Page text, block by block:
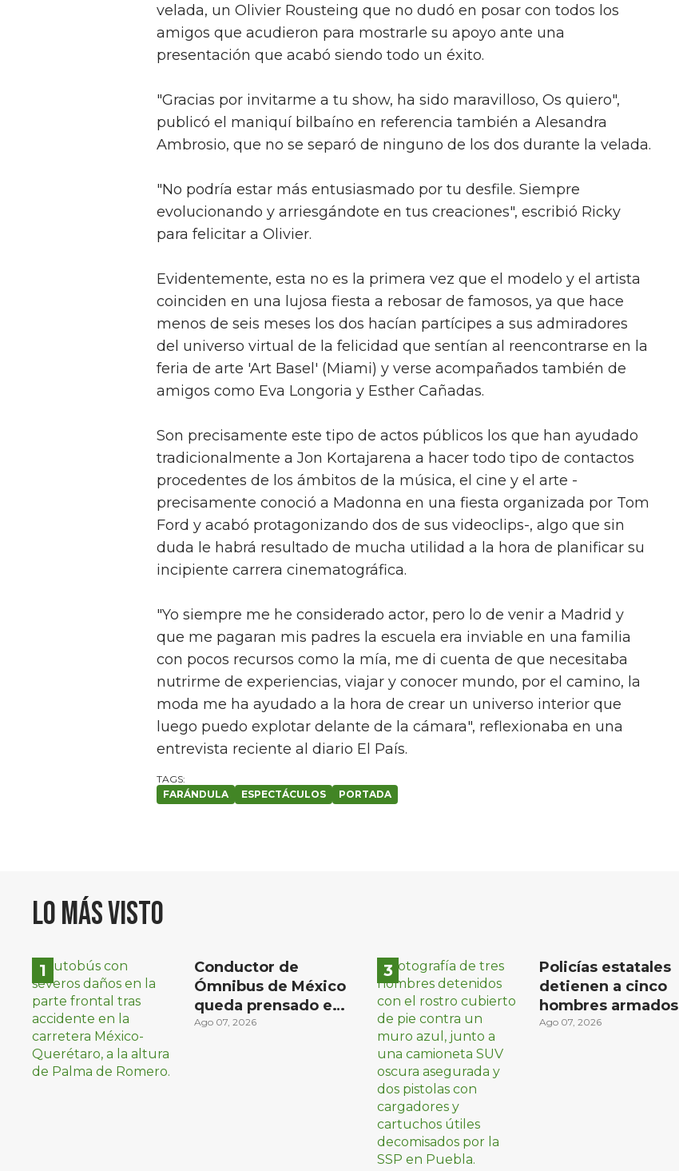
velada, un Olivier Rousteing que no dudó en posar con todos los
amigos que acudieron para mostrarle su apoyo ante una
presentación que acabó siendo todo un éxito.
"Gracias por invitarme a tu show, ha sido maravilloso, Os quiero",
publicó el maniquí bilbaíno en referencia también a Alesandra
Ambrosio, que no se separó de ninguno de los dos durante la velada.
"No podría estar más entusiasmado por tu desfile. Siempre
evolucionando y arriesgándote en tus creaciones", escribió Ricky
para felicitar a Olivier.
Evidentemente, esta no es la primera vez que el modelo y el artista
coinciden en una lujosa fiesta a rebosar de famosos, ya que hace
menos de seis meses los dos hacían partícipes a sus admiradores
del universo virtual de la felicidad que sentían al reencontrarse en la
feria de arte 'Art Basel' (Miami) y verse acompañados también de
amigos como Eva Longoria y Esther Cañadas.
Son precisamente este tipo de actos públicos los que han ayudado
tradicionalmente a Jon Kortajarena a hacer todo tipo de contactos
procedentes de los ámbitos de la música, el cine y el arte -
precisamente conoció a Madonna en una fiesta organizada por Tom
Ford y acabó protagonizando dos de sus videoclips-, algo que sin
duda le habrá resultado de mucha utilidad a la hora de planificar su
incipiente carrera cinematográfica.
"Yo siempre me he considerado actor, pero lo de venir a Madrid y
que me pagaran mis padres la escuela era inviable en una familia
con pocos recursos como la mía, me di cuenta de que necesitaba
nutrirme de experiencias, viajar y conocer mundo, por el camino, la
moda me ha ayudado a la hora de crear un universo interior que
luego puedo explotar delante de la cámara", reflexionaba en una
entrevista reciente al diario El País.
FARÁNDULA ESPECTÁCULOS PORTADA
Lo más visto
Conductor de
Ómnibus de México
queda prensado en
choque con
Ago 07, 2026
Policías estatales
detienen a cinco
hombres armados
en Puebla capital
Ago 07, 2026